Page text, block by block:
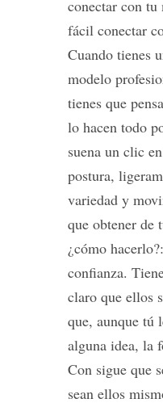
conectar con
fácil conectar
Cuando tienes
modelo
tienes que
lo hacen todo
suena un clic
postura,
variedad y
que obtener de
¿cómo
confianza.
claro que ellos
que, aunque tú
alguna idea, la
Con sigue que
sean ellos